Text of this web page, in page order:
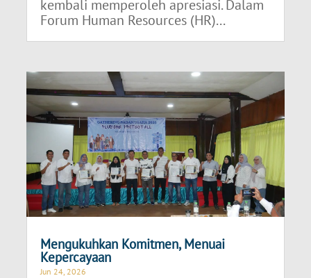
kembali memperoleh apresiasi. Dalam
Forum Human Resources (HR)...
Mengukuhkan Komitmen, Menuai
Kepercayaan
Jun 24, 2026